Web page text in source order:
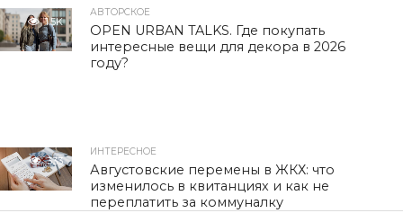
1.5K
АВТОРСКОЕ
OPEN URBAN TALKS. Где покупать
интересные вещи для декора в 2026
году?
333
ИНТЕРЕСНОЕ
Августовские перемены в ЖКХ: что
изменилось в квитанциях и как не
переплатить за коммуналку